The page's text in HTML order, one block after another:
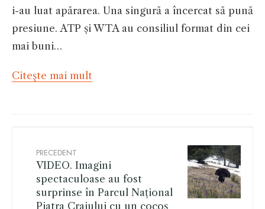
i-au luat apărarea. Una singură a încercat să pună
presiune. ATP și WTA au consiliul format din cei
mai buni…
Citeşte mai mult
PRECEDENT
VIDEO. Imagini
spectaculoase au fost
surprinse în Parcul Național
Piatra Craiului cu un cocoș